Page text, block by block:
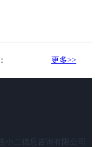
更多>>
小二信息咨询有限公司